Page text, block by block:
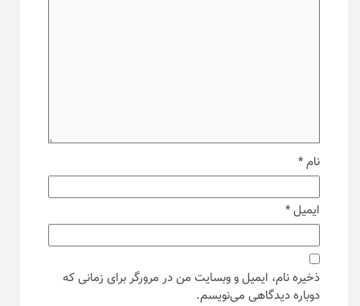
نام*
ایمیل*
ذخیره نام، ایمیل و وبسایت من در مرورگر برای زمانی که
دوباره دیدگاهی می‌نویسم.